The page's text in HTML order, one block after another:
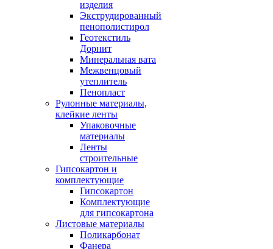
изделия
Экструдированный
пенополистирол
Геотекстиль
Дорнит
Минеральная вата
Межвенцовый
утеплитель
Пенопласт
Рулонные материалы,
клейкие ленты
Упаковочные
материалы
Ленты
строительные
Гипсокартон и
комплектующие
Гипсокартон
Комплектующие
для гипсокартона
Листовые материалы
Поликарбонат
Фанера